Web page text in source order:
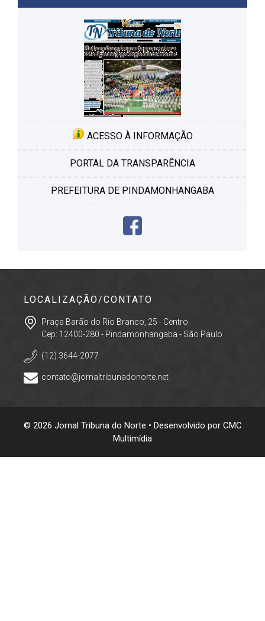
ACESSO À INFORMAÇÃO
PORTAL DA TRANSPARÊNCIA
PREFEITURA DE PINDAMONHANGABA
LOCALIZAÇÃO/CONTATO
Praça Barão do Rio Branco, 25 - Centro
Cep: 12400-280 - Pindamonhangaba - São Paulo
(12) 3644-2077
contato@jornaltribunadonorte.net
© 2026 Jornal Tribuna do Norte • Desenvolvido por CMC
Multimídia